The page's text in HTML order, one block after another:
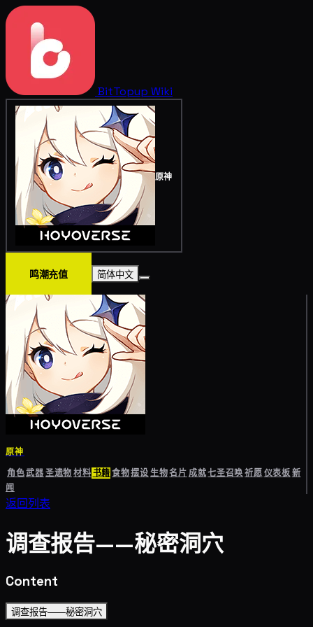
BitTopup Wiki
原神
鸣潮充值 简体中文
原神
角色武器圣遗物材料书籍食物摆设生物名片成就七圣召唤祈愿仪表板新
闻
返回列表
调查报告——秘密洞穴
Content
调查报告——秘密洞穴